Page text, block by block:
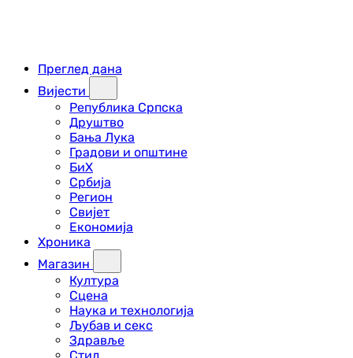
Преглед дана
Вијести
Република Српска
Друштво
Бања Лука
Градови и општине
БиХ
Србија
Регион
Свијет
Економија
Хроника
Магазин
Култура
Сцена
Наука и технологија
Љубав и секс
Здравље